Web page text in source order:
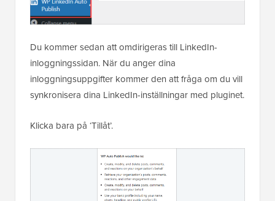
Du kommer sedan att omdirigeras till LinkedIn-
inloggningssidan. När du anger dina
inloggningsuppgifter kommer den att fråga om du vill
synkronisera dina LinkedIn-inställningar med pluginet.
Klicka bara på ‘Tillåt’.